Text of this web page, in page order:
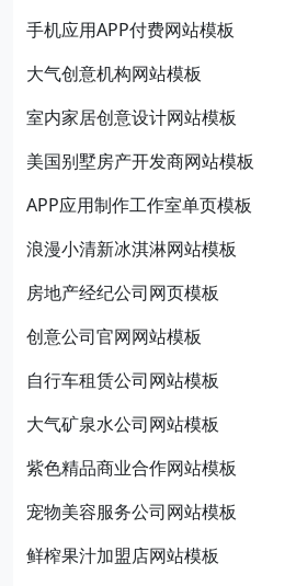
手机应用APP付费网站模板
大气创意机构网站模板
室内家居创意设计网站模板
美国别墅房产开发商网站模板
APP应用制作工作室单页模板
浪漫小清新冰淇淋网站模板
房地产经纪公司网页模板
创意公司官网网站模板
自行车租赁公司网站模板
大气矿泉水公司网站模板
紫色精品商业合作网站模板
宠物美容服务公司网站模板
鲜榨果汁加盟店网站模板